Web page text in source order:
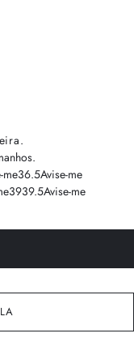
.
.
me36.5Avise-me
3939.5Avise-me